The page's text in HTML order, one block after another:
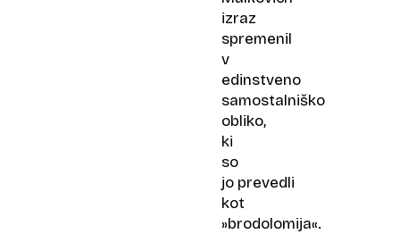
izraz
spremenil
v
edinstveno
samostalniško
obliko,
ki
so
jo prevedli
kot
»brodolomija«.